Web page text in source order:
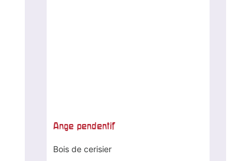
Ange pendentif
Bois de cerisier